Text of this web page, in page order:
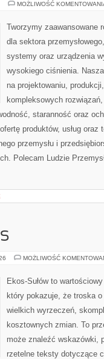
MOŻLIWOŚĆ
Tworzymy zaawansowane
dla sektora
systemy oraz urządzenia
wysokiego ciśnienia.
na projektowaniu,
kompleksowych
staranność oraz
produktów, usług oraz
przemysłu i
Polecam Ludzie
MOŻLIWOŚĆ
Ekos-Sułów to
który pokazuje, że troska
wielkich wyrzeczeń,
kosztownych zmian. To
może znaleźć wskazówki,
rzetelne teksty dotyczące